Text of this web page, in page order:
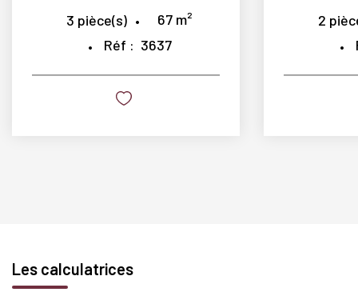
3 pièce(s) 67 m²
Réf : 3637
2
Les calculatrices